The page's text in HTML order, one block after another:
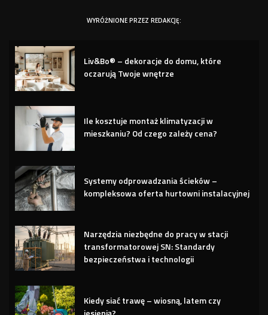
WYRÓŻNIONE PRZEZ REDAKCJĘ:
Liv&Bo® – dekoracje do domu, które
oczarują Twoje wnętrze
Ile kosztuje montaż klimatyzacji w
mieszkaniu? Od czego zależy cena?
Systemy odprowadzania ścieków –
kompleksowa oferta hurtowni instalacyjnej
Narzędzia niezbędne do pracy w stacji
transformatorowej SN: Standardy
bezpieczeństwa i technologii
Kiedy siać trawę – wiosną, latem czy